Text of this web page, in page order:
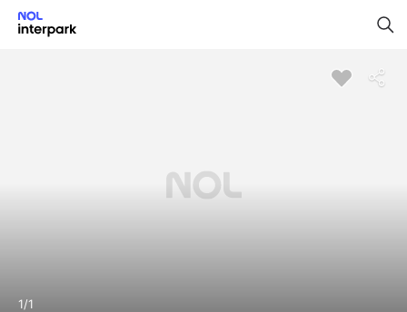
1/1